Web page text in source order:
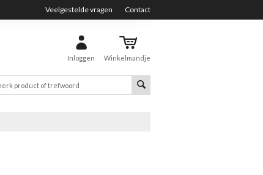
Veelgestelde vragen Contact
Inloggen Winkelmandje